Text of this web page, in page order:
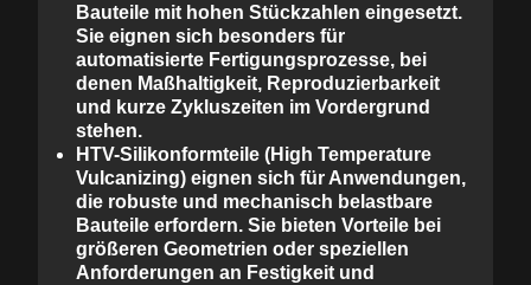
Bauteile mit hohen Stückzahlen eingesetzt.
Sie eignen sich besonders für
automatisierte Fertigungsprozesse, bei
denen Maßhaltigkeit, Reproduzierbarkeit
und kurze Zykluszeiten im Vordergrund
stehen.
HTV-Silikonformteile (High Temperature
Vulcanizing) eignen sich für Anwendungen,
die robuste und mechanisch belastbare
Bauteile erfordern. Sie bieten Vorteile bei
größeren Geometrien oder speziellen
Anforderungen an Festigkeit und